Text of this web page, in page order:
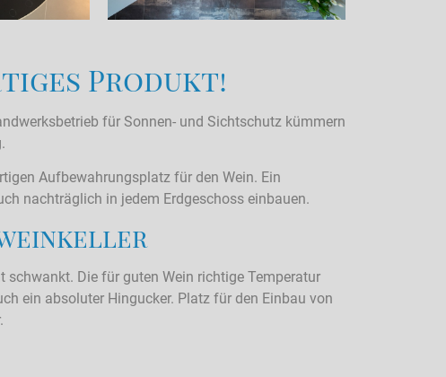
Produkt!
für Sonnen- und Sichtschutz kümmern
Aufbewahrungsplatz für den Wein. Ein
nachträglich in jedem Erdgeschoss einbauen.
Die für guten Wein richtige Temperatur
ein absoluter Hingucker. Platz für den Einbau von